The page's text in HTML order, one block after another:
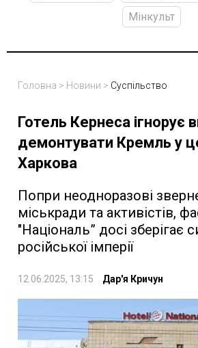
Мінкульт
Головна > Новини > Суспільство
Готель Кернеса ігнорує
демонтувати Кремль у
Харкова
Попри неодноразові
міськради та активістів,
"Національ” досі зберігає
російської імперії
12.06.2025, 13:15 Дар'я Кричун